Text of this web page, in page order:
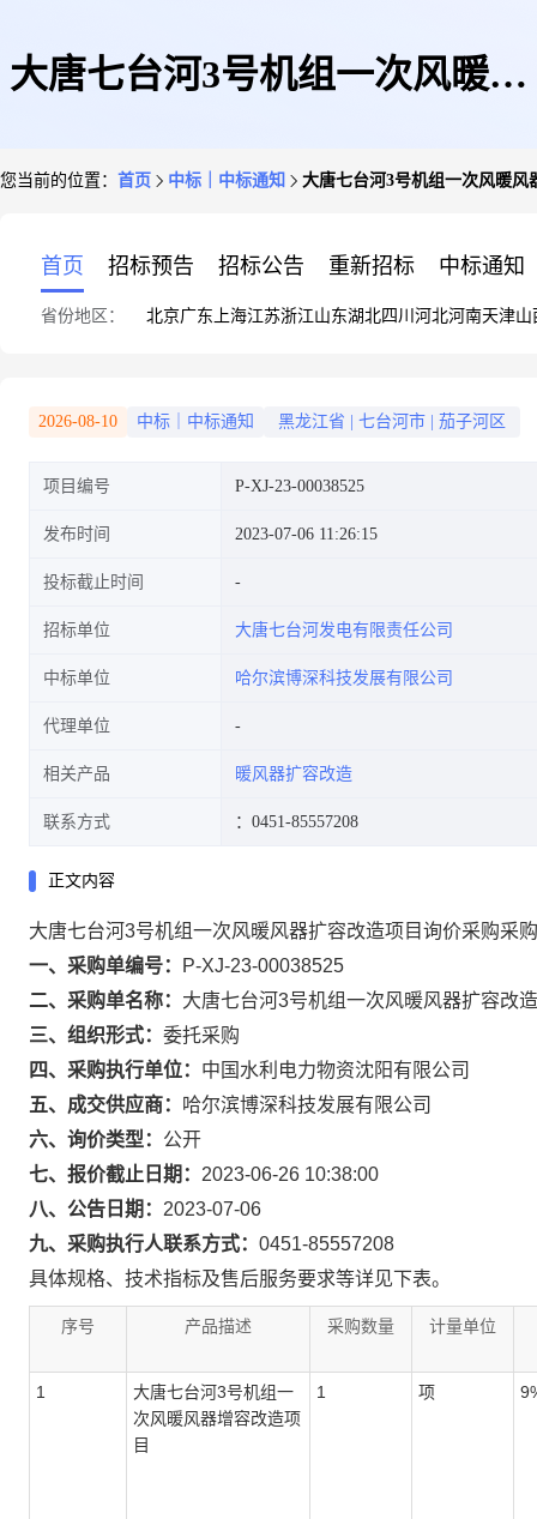
大唐七台河3号机组一次风暖风
您当前的位置： 首页 中标｜中标通知 大唐七台河3号机组一次风暖
首页 招标预告 招标公告 重新招标 中标通知
省份地区： 北京广东 上海江苏浙江山东湖北四川 河北河南天津山
2026-08-10 中标｜中标通知 黑龙江省 七台河市 茄子河区
项目编号 P-XJ-23-00038525
发布时间 2023-07-06 11:26:15
投标截止时间
招标单位 大唐七台河发电有限责任公司
中标单位 哈尔滨博深科技发展有限公司
代理单位
相关产品 暖风器扩容改造
联系方式 ：0451-85557208
正文内容
大唐七台河3号机组一次风暖风器扩容改造项目询价采购采
一、采购单编号：
P-XJ-23-00038525
二、采购单名称： 大唐七台河3号机组一次风暖风器扩容改
三、组织形式： 委托采购
四、采购执行单位： 中国水利电力物资沈阳有限公司
五、成交供应商： 哈尔滨博深科技发展有限公司
六、询价类型： 公开
七、报价截止日期： 2023-06-26 10:38:00
八、公告日期： 2023-07-06
九、采购执行人联系方式： 0451-85557208
具体规格、技术指标及售后服务要求等详见下表。
序号 产品描述 采购数量 计量单位
1
大唐七台河3号机组一
次风暖风器增容改造项
目
1 项